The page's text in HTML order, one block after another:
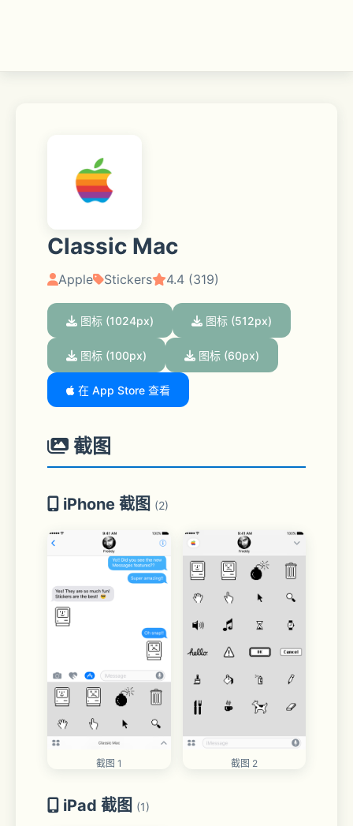
Classic Mac
Apple Stickers 4.4 (319)
图标 (1024px) 图标 (512px)
图标 (100px) 图标 (60px)
在 App Store 查看
截图
iPhone 截图 (2)
截图 1 截图 2
iPad 截图 (1)